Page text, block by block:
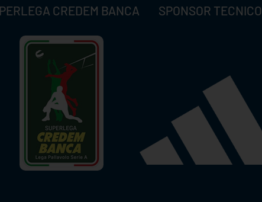
CREDEM BANCA SPONSOR TECNICO